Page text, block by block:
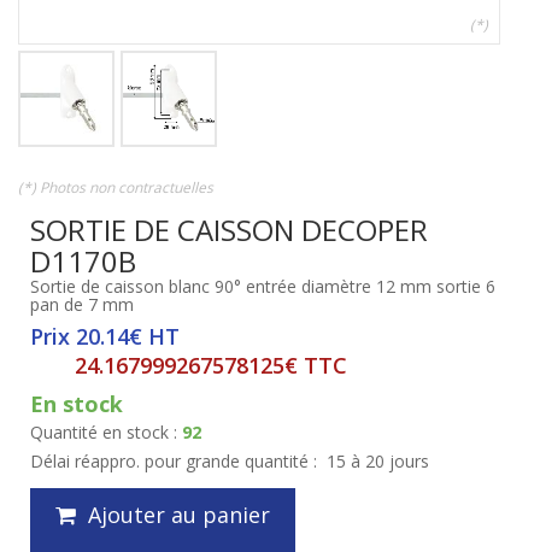
(*)
(*) Photos non contractuelles
SORTIE DE CAISSON DECOPER
D1170B
Sortie de caisson blanc 90° entrée diamètre 12 mm sortie 6
pan de 7 mm
Prix 20.14€ HT
24.167999267578125€ TTC
En stock
Quantité en stock : 92
Délai réappro. pour grande quantité : 15 à 20 jours
Ajouter au panier